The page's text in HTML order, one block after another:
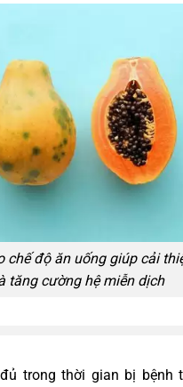
chế độ ăn uống giúp cải
tăng cường hệ miễn dịch
trong thời gian bị bệnh